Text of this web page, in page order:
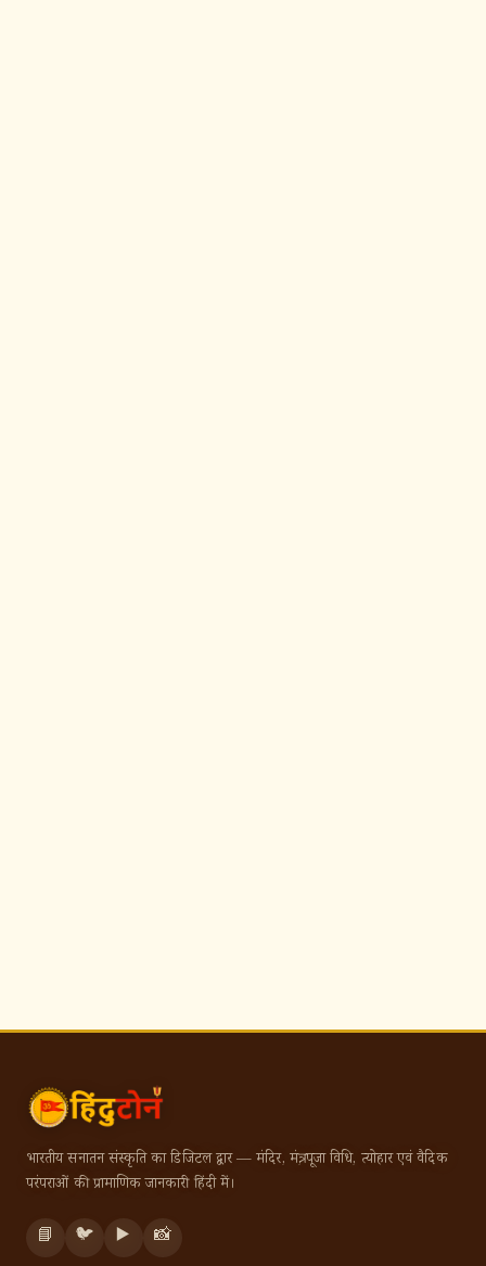
भारतीय सनातन संस्कृति का डिजिटल द्वार — मंदिर, मंत्र, पूजा विधि, त्योहार एवं वैदिक
परंपराओं की प्रामाणिक जानकारी हिंदी में।
📘 🐦 ▶️ 📸